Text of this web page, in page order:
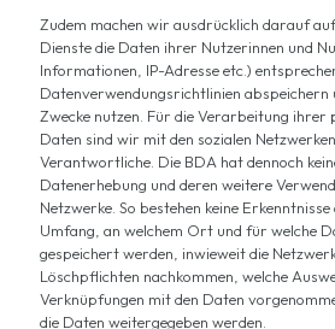
Zudem machen wir ausdrücklich darauf
Dienste die Daten ihrer Nutzerinnen und
Informationen, IP-Adresse etc.)
Datenverwendungsrichtlinien
Zwecke nutzen. Für die Verarbeitung ihrer
Daten sind wir mit den sozialen
Verantwortliche. Die BDA hat dennoch
Datenerhebung und deren weitere
Netzwerke. So bestehen keine
Umfang, an welchem Ort und für welche
gespeichert werden, inwieweit die
Löschpflichten nachkommen, welche
Verknüpfungen mit den Daten
die Daten weitergegeben werden.